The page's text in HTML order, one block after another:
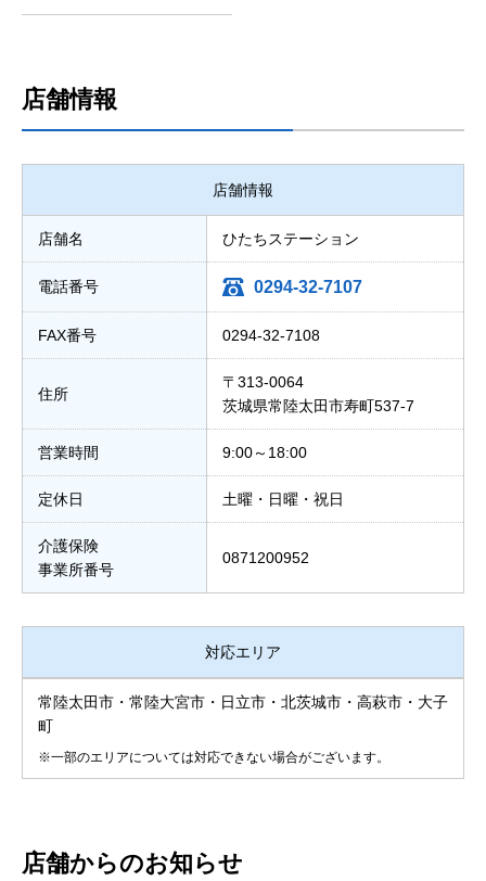
店舗情報
店舗情報
店舗名 ひたちステーション
電話番号 0294-32-7107
FAX番号 0294-32-7108
住所
〒313-0064
茨城県常陸太田市寿町537-7
営業時間 9:00～18:00
定休日 土曜・日曜・祝日
介護保険
事業所番号
0871200952
対応エリア
常陸太田市・常陸大宮市・日立市・北茨城市・高萩市・大子
町
※一部のエリアについては対応できない場合がございます。
店舗からのお知らせ